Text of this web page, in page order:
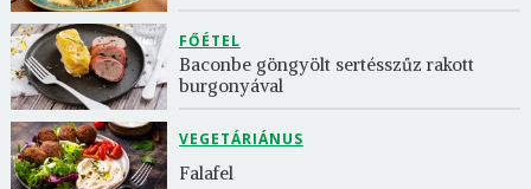
FŐÉTEL
Baconbe göngyölt sertésszűz rakott
burgonyával
VEGETÁRIÁNUS
Falafel